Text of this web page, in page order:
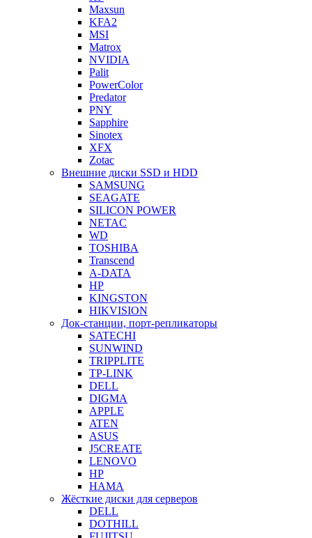
Maxsun
KFA2
MSI
Matrox
NVIDIA
Palit
PowerColor
Predator
PNY
Sapphire
Sinotex
XFX
Zotac
Внешние диски SSD и HDD
SAMSUNG
SEAGATE
SILICON POWER
NETAC
WD
TOSHIBA
Transcend
A-DATA
HP
KINGSTON
HIKVISION
Док-станции, порт-репликаторы
SATECHI
SUNWIND
TRIPPLITE
TP-LINK
DELL
DIGMA
APPLE
ATEN
ASUS
J5CREATE
LENOVO
HP
HAMA
Жёсткие диски для серверов
DELL
DOTHILL